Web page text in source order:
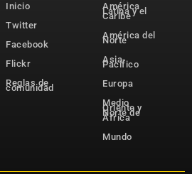
Inicio
Twitter
Facebook
Flickr
Reglas de
comunidad
América
Latina y el
Caribe
América del
Norte
Asia-
Pacífico
Europa
Medio
Oriente y
Norte de
África
Mundo